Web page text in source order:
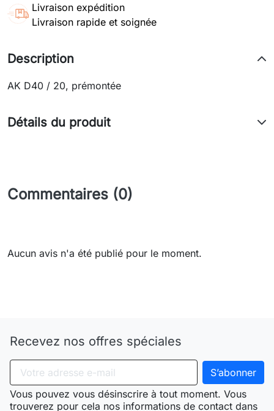
Livraison expédition
Livraison rapide et soignée
Description
AK D40 / 20, prémontée
Détails du produit
Commentaires (0)
Aucun avis n'a été publié pour le moment.
Recevez nos offres spéciales
Vous pouvez vous désinscrire à tout moment. Vous
trouverez pour cela nos informations de contact dans